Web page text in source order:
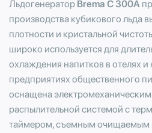
Льдогенератор Brema C 300A
производства кубикового льда
плотности и кристальной
широко используется для
охлаждения напитков в отелях и
предприятиях общественного
оснащена
распылительной системой с
таймером, съемным очищаемым